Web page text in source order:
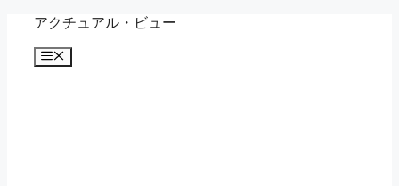
アクチュアル・ビュー
メ